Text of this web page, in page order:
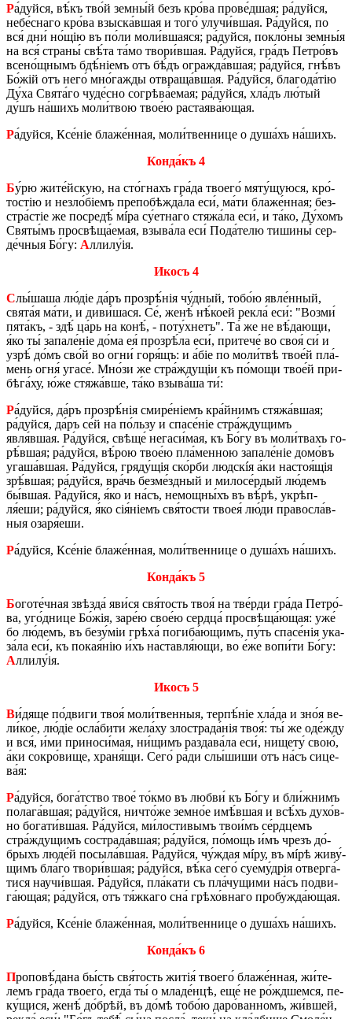
Ра́дуй­ся, вѣ́къ тво́й зем­ны́й безъ кро́­ва про­ве́д­шая; ра́дуй­ся,
не­бе́с­на­го кро́­ва взы­ска́в­шая и того́ улу­чи́в­шая. Ра́дуй­ся, по
вся́ дни́ но́щію въ по́ли мо­ли́в­шаяся; ра́дуй­ся, по­кло́­ны зем­ны́я
на вся́ стра­ны́ свѣ́­та та́мо тво­ри́в­шая. Ра́дуй­ся, гра́дъ Пе­тро́въ
все­но́щ­нымъ бдѣ́ніемъ отъ бѣ́дъ огра­жда́в­шая; ра́дуй­ся, гнѣ́въ
Бо́жій отъ него́ мно́­га­жды отвра­ща́в­шая. Ра́дуй­ся, бла­го­да́тію
Ду́ха Свята́го чу­де́с­но со­грѣ­ва́­е­мая; ра́дуй­ся, хла́дъ лю́­тый
ду́шъ на́­шихъ мо­ли́­твою тво­е́ю растаява́­ю­щая.
Ра́дуй­ся, Ксе́ніе бла­же́н­ная, мо­ли́­твен­ни­це о ду­ша́хъ на́­шихъ.
Кон­да́къ 4
Бу́рю жи­те́й­скую, на сто́­гнахъ гра́­да тво­е­го́ мяту́щую­ся, кро́­
то­стію и незло́­біемъ пре­по­бѣ­жда́­ла еси́, ма́ти бла­же́н­ная; без­
стра́­стіе же по­сре­дѣ́ мíра су́­ет­на­го стяжа́ла еси́, и та́ко, Ду́­хомъ
Святы́мъ про­свѣ­ща́­е­мая, взы­ва́­ла еси́ По­да́­те­лю ти­ши­ны́ сер­
де́ч­ныя Бо́гу: Алли­лу́ія.
Икосъ 4
Слы́­ша­ша лю́діе да́ръ про­зрѣ́­нія чу́д­ный, то­бо́ю явле́н­ный,
свята́я ма́ти, и ди­ви́­ша­ся. Се́, женѣ́ нѣ́­ко­ей ре­кла́ еси́: "Воз­ми́
пята́къ, - здѣ́ ца́рь на конѣ́, - по­ту́хнетъ". Та́ же не вѣ́­да­ю­щи,
я́ко ты́ за­па­ле́ніе до́ма ея́ про­зрѣ́­ла еси́, при­те­че́ во своя́ си́ и
узрѣ́ до́мъ сво́й во огни́ горя́щъ: и а́біе по мо­ли́­твѣ тво­е́й пла́­
мень огня́ уга­се́. Мно́­зи же стра́ждущіи къ по́­мо­щи тво­е́й при­
бѣ­га́­ху, ю́же стяжа́в­ше, та́ко взы­ва́­ша ти́:
Ра́дуй­ся, да́ръ про­зрѣ́­нія сми­ре́ніемъ кра́й­нимъ стяжа́в­шая;
ра́дуй­ся, да́ръ се́й на по́ль­зу и спа­се́ніе стра́жду­щимъ
явля́вшая. Ра́дуй­ся, свѣ­ще́ не­га­си́­мая, къ Бо́гу въ мо­ли́­твахъ го­
рѣ́в­шая; ра́дуй­ся, вѣ́­рою тво­е́ю пла́­мен­ною за­па­ле́ніе до­мо́въ
уга­ша́в­шая. Ра́дуй­ся, гряду́щія ско́р­би людскíя а́ки настоя́щія
зрѣ́в­шая; ра́дуй­ся, вра́чь без­ме́з­дный и ми­ло­се́р­дый лю́­демъ
бы́в­шая. Ра́дуй­ся, я́ко и на́съ, не­мощ­ны́хъ въ вѣ́рѣ, укрѣп­
ля́еши; ра́дуй­ся, я́ко сія́ніемъ свя́­то­сти твоея́ лю́ди пра­во­сла́в­
ныя озаря́еши.
Ра́дуй­ся, Ксе́ніе бла­же́н­ная, мо­ли́­твен­ни­це о ду­ша́хъ на́­шихъ.
Кон­да́къ 5
Бого­те́ч­ная звѣз­да́ яви́ся свя́­тость твоя́ на тве́р­ди гра́­да Пе­тро́­
ва, уго́д­ни­це Бо́жія, за­ре́ю сво­е́ю серд­ца́ про­свѣ­ща́­ю­щая: уже́
бо лю́­демъ, въ без­у́­міи грѣ­ха́ по­ги­ба́­ю­щимъ, пу́ть спа­се́нія ука­
за́­ла еси́, къ покая́нію и́хъ на­став­ля́ющи, во е́же во­пи́­ти Бо́гу:
Алли­лу́ія.
Икосъ 5
Ви́дяще по́­дви­ги твоя́ мо­ли́­твен­ныя, тер­пѣ́ніе хла́­да и зно́я ве­
ли́­кое, лю́діе осла́­би­ти же­ла́ху зло­стра­да́нія твоя́: ты́ же оде́жду
и вся́, и́ми при­но­си́­мая, ни́­щимъ раз­да­ва́­ла еси́, ни­ще­ту́ свою́,
а́ки со­кро́­ви­ще, храня́щи. Сего́ ра́ди слы́­ши­ши отъ на́съ си­це­
ва́я:
Ра́дуй­ся, бо­га́т­ство твое́ то́­кмо въ люб­ви́ къ Бо́гу и бли́ж­нимъ
по­ла­га́в­шая; ра́дуй­ся, ни­что́­же зем­но́е имѣ́в­шая и всѣ́хъ ду­хо́в­
но бо­га­ти́в­шая. Ра́дуй­ся, ми́­ло­сти­вымъ тво­и́мъ се́рд­цемъ
стра́жду­щимъ со­стра­да́в­шая; ра́дуй­ся, по́­мощь и́мъ чрезъ до́­
брыхъ лю­де́й по­сы­ла́в­шая. Ра́дуй­ся, чу́­ждая мíру, въ мíрѣ жи­ву́­
щимъ бла́­го тво­ри́в­шая; ра́дуй­ся, вѣ́ка сего́ суему́­дрія отвер­га́­
ти­ся нау­чи́в­шая. Ра́дуй­ся, пла́­ка­ти съ пла́чу­щи­ми на́съ по­дви­
га́­ю­щая; ра́дуй­ся, отъ тя́ж­ка­го сна́ грѣ­хо́в­на­го про­бу­жда́­ю­щая.
Ра́дуй­ся, Ксе́ніе бла­же́н­ная, мо­ли́­твен­ни­це о ду­ша́хъ на́­шихъ.
Кон­да́къ 6
Про­по­вѣ́­да­на бы́сть свя́­тость житія́ тво­е­го́ бла­же́н­ная, жи́­те­
лемъ гра́­да тво­е­го́, егда́ ты́ о мла­де́н­цѣ, еще́ не ро́жд­шем­ся, пе­
ку́­щи­ся, женѣ́ до́­брѣй, въ до́мѣ то­бо́ю да­ро́­ван­номъ, жи́в­шей,